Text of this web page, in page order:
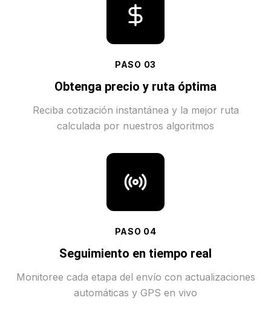
PASO 03
Obtenga precio y ruta óptima
Reciba cotización instantánea y la mejor ruta
calculada por nuestros algoritmos
PASO 04
Seguimiento en tiempo real
Monitoree cada etapa del envío con actualizaciones
automáticas y GPS en vivo